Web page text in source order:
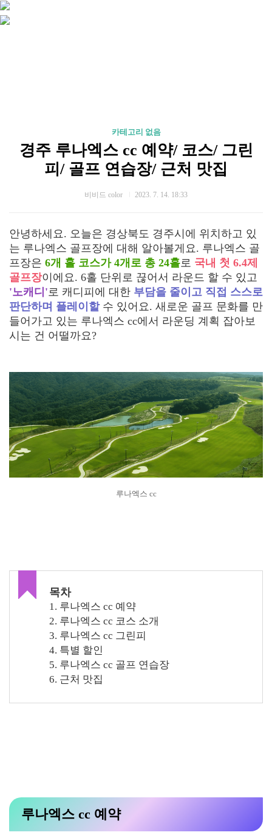
카테고리 없음
경주 루나엑스 cc 예약/ 코스/ 그린
피/ 골프 연습장/ 근처 맛집
비비드 color 2023. 7. 14. 18:33
안녕하세요. 오늘은 경상북도 경주시에 위치하고 있
는 루나엑스 골프장에 대해 알아볼게요. 루나엑스 골
프장은 6개 홀 코스가 4개로 총 24홀로 국내 첫 6.4제
골프장이에요. 6홀 단위로 끊어서 라운드 할 수 있고
'노캐디'로 캐디피에 대한 부담을 줄이고 직접 스스로
판단하며 플레이할수 있어요. 새로운 골프 문화를 만
들어가고 있는 루나엑스 cc에서 라운딩 계획 잡아보
시는 건 어떨까요?
루나엑스 cc
목차
1. 루나엑스 cc 예약
2. 루나엑스 cc 코스 소개
3. 루나엑스 cc 그린피
4. 특별 할인
5. 루나엑스 cc 골프 연습장
6. 근처 맛집
루나엑스 cc 예약